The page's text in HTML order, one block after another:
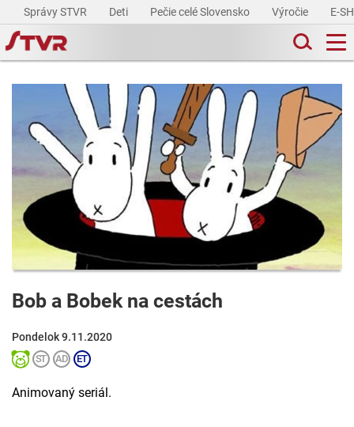
Správy STVR Deti Pečie celé Slovensko Výročie E-
Bob a Bobek na cestách
Pondelok 9.11.2020
Animovaný seriál.